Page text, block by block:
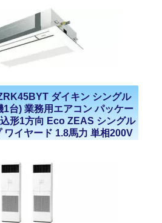
ダイキン シングル
台) 業務用エアコン パッケー
形1方向 Eco ZEAS シングル
ワイヤード 1.8馬力 単相200V